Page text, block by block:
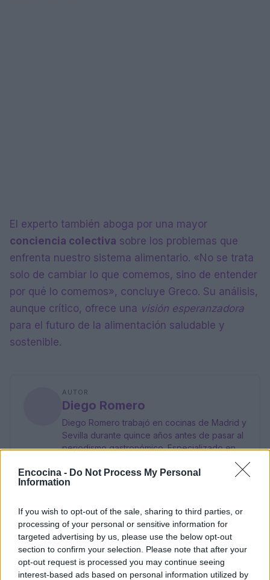
Encocina - Do Not Process My Personal
Information
If you wish to opt-out of the sale, sharing to third parties, or
processing of your personal or sensitive information for
targeted advertising by us, please use the below opt-out
section to confirm your selection. Please note that after your
opt-out request is processed you may continue seeing
interest-based ads based on personal information utilized by
El experto también aboga por una mayor
conciencia colectiva sobre los problemas que
enfrenta nuestro sistema alimentario. «No se trata
solo de cambiar lo que comemos, sino de entender
por qué lo comemos», concluye Greco. Su análisis,
aunque crítico, ofrece una visión esperanzadora
para el futuro de la alimentación saludable y
sostenible.
AUTOR
Diego Romero
Diego Romero trabajó en cocinas de Madrid y
Sevilla durante quince años antes de pasar al
periodismo gastronómico. Especializado en